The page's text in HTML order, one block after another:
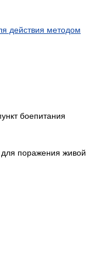
действия методом
боепитания
поражения живой